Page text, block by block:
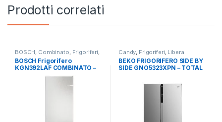
Prodotti correlati
BOSCH Combinato Frigoriferi
Libera Installazione
BOSCH Frigorifero
KGN392LAF COMBINATO –
TOTAL NO FROST
Candy Frigoriferi Libera
Installazione, Side by Side 4
Porte
BEKO FRIGORIFERO SIDE BY
SIDE GNO5323XPN – TOTAL